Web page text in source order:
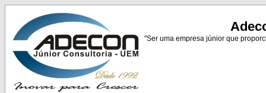
"Ser uma empresa júnior que